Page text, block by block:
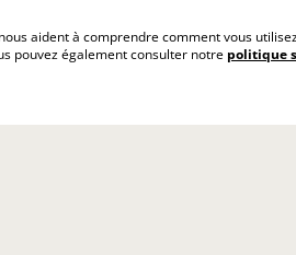
générales
Politique de
aident à comprendre comment vous
pouvez également consulter notre politique